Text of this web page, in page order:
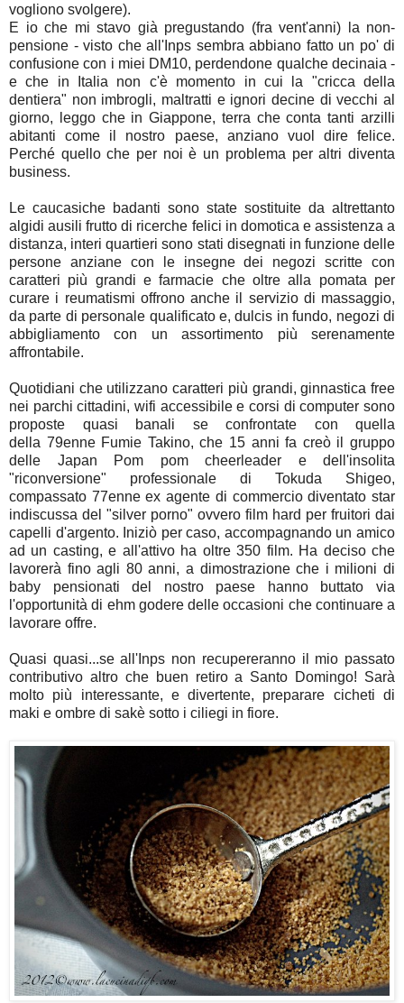
vogliono svolgere).
E io che mi stavo già pregustando (fra vent'anni) la non-
pensione - visto che all'Inps sembra abbiano fatto un po' di
confusione con i miei DM10, perdendone qualche decinaia -
e che in Italia non c'è momento in cui la "cricca della
dentiera" non imbrogli, maltratti e ignori decine di vecchi al
giorno, leggo che in Giappone, terra che conta tanti arzilli
abitanti come il nostro paese, anziano vuol dire felice.
Perché quello che per noi è un problema per altri diventa
business.
Le caucasiche badanti sono state sostituite da altrettanto
algidi ausili frutto di ricerche felici in domotica e assistenza a
distanza, interi quartieri sono stati disegnati in funzione delle
persone anziane con le insegne dei negozi scritte con
caratteri più grandi e farmacie che oltre alla pomata per
curare i reumatismi offrono anche il servizio di massaggio,
da parte di personale qualificato e, dulcis in fundo, negozi di
abbigliamento con un assortimento più serenamente
affrontabile.
Quotidiani che utilizzano caratteri più grandi, ginnastica free
nei parchi cittadini, wifi accessibile e corsi di computer sono
proposte quasi banali se confrontate con quella
della 79enne Fumie Takino, che 15 anni fa creò il gruppo
delle Japan Pom pom cheerleader e dell'insolita
"riconversione" professionale di Tokuda Shigeo,
compassato 77enne ex agente di commercio diventato star
indiscussa del "silver porno" ovvero film hard per fruitori dai
capelli d'argento. Iniziò per caso, accompagnando un amico
ad un casting, e all'attivo ha oltre 350 film. Ha deciso che
lavorerà fino agli 80 anni, a dimostrazione che i milioni di
baby pensionati del nostro paese hanno buttato via
l'opportunità di ehm godere delle occasioni che continuare a
lavorare offre.
Quasi quasi...se all'Inps non recupereranno il mio passato
contributivo altro che buen retiro a Santo Domingo! Sarà
molto più interessante, e divertente, preparare cicheti di
maki e ombre di sakè sotto i ciliegi in fiore.